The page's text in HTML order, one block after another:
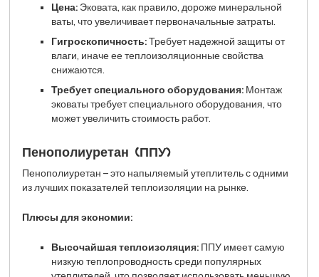
Цена:Эковата, как правило, дороже минеральной
ваты, что увеличивает первоначальные затраты.
Гигроскопичность:Требует надежной защиты от
влаги, иначе ее теплоизоляционные свойства
снижаются.
Требует специального оборудования:Монтаж
эковаты требует специального оборудования, что
может увеличить стоимость работ.
Пенополиуретан (ППУ)
Пенополиуретан – это напыляемый утеплитель с одними
из лучших показателей теплоизоляции на рынке.
Плюсы для экономии:
Высочайшая теплоизоляция:ППУ имеет самую
низкую теплопроводность среди популярных